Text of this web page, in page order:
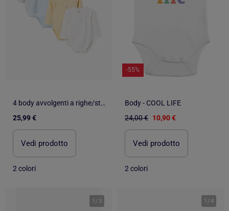
4 body avvolgenti a righe/stampati
25,99 €
Vedi prodotto
2 colori
-55%
Body - COOL LIFE
24,00 € 10,90 €
Vedi prodotto
2 colori
1 / 3 1 /4